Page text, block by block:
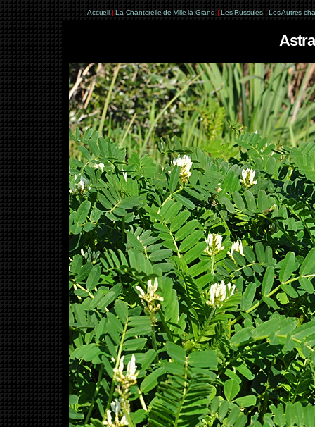
Accueil | La Chanterelle de Ville-la-Grand | Les Russules | Les Autres